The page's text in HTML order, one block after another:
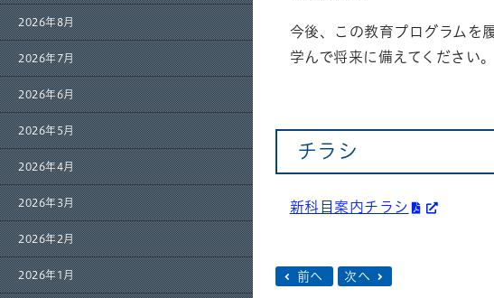
2026年8月
2026年7月
2026年6月
2026年5月
2026年4月
2026年3月
2026年2月
2026年1月
今後、この教育プログラムを
学んで将来に備えてください。
チラシ
新科目案内チラシ
前へ 次へ